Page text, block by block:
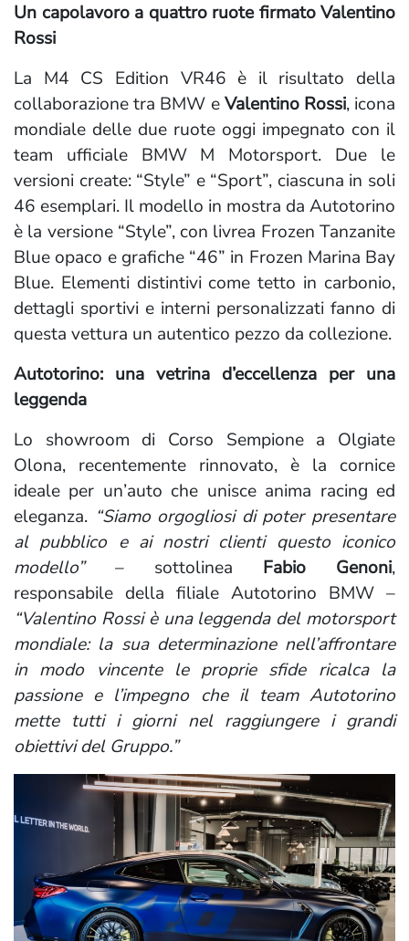
Un capolavoro a quattro ruote firmato Valentino
Rossi
La M4 CS Edition VR46 è il risultato della
collaborazione tra BMW eValentino Rossi, icona
mondiale delle due ruote oggi impegnato con il
team ufficiale BMW M Motorsport. Due le
versioni create: “Style” e “Sport”, ciascuna in soli
46 esemplari. Il modello in mostra da Autotorino
è la versione “Style”, con livrea Frozen Tanzanite
Blue opaco e grafiche “46” in Frozen Marina Bay
Blue. Elementi distintivi come tetto in carbonio,
dettagli sportivi e interni personalizzati fanno di
questa vettura un autentico pezzo da collezione.
Autotorino: una vetrina d’eccellenza per una
leggenda
Lo showroom di Corso Sempione a Olgiate
Olona, recentemente rinnovato, è la cornice
ideale per un’auto che unisce anima racing ed
eleganza. “Siamo orgogliosi di poter presentare
al pubblico e ai nostri clienti questo iconico
modello”– sottolinea Fabio Genoni,
responsabile della filiale Autotorino BMW –
“Valentino Rossi è una leggenda del motorsport
mondiale: la sua determinazione nell’affrontare
in modo vincente le proprie sfide ricalca la
passione e l’impegno che il team Autotorino
mette tutti i giorni nel raggiungere i grandi
obiettivi del Gruppo.”